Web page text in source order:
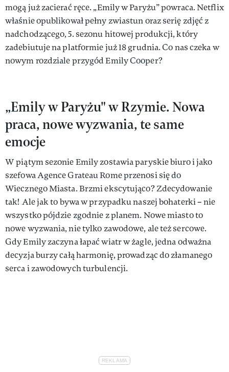
mogą już zacierać ręce. „Emily w Paryżu” powraca. Netflix
właśnie opublikował pełny zwiastun oraz serię zdjęć z
nadchodzącego, 5. sezonu hitowej produkcji, który
zadebiutuje na platformie już 18 grudnia. Co nas czeka w
nowym rozdziale przygód Emily Cooper?
„Emily w Paryżu" w Rzymie. Nowa
praca, nowe wyzwania, te same
emocje
W piątym sezonie Emily zostawia paryskie biuro i jako
szefowa Agence Grateau Rome przenosi się do
Wiecznego Miasta. Brzmi ekscytująco? Zdecydowanie
tak! Ale jak to bywa w przypadku naszej bohaterki – nie
wszystko pójdzie zgodnie z planem. Nowe miasto to
nowe wyzwania, nie tylko zawodowe, ale też sercowe.
Gdy Emily zaczyna łapać wiatr w żagle, jedna odważna
decyzja burzy całą harmonię, prowadząc do złamanego
serca i zawodowych turbulencji.